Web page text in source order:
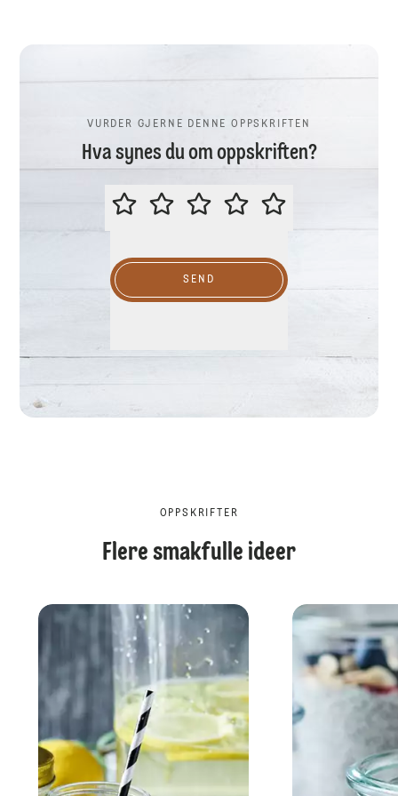
VURDER GJERNE DENNE OPPSKRIFTEN
Hva synes du om oppskriften?
VURDER GJERNE DENNE
SEND
OPPSKRIFTER
Flere smakfulle ideer